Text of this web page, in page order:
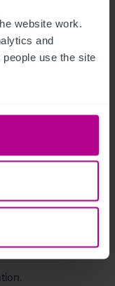
website work.
and
use the site
beer drop, and
and heating.
and 1 twin